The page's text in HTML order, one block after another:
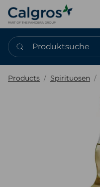
Produktsuche
Products Spirituosen